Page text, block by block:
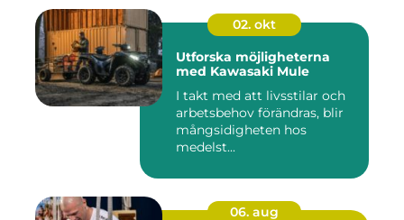
02. okt
Utforska möjligheterna
med Kawasaki Mule
I takt med att livsstilar och
arbetsbehov förändras, blir
mångsidigheten hos
medelst...
06. aug